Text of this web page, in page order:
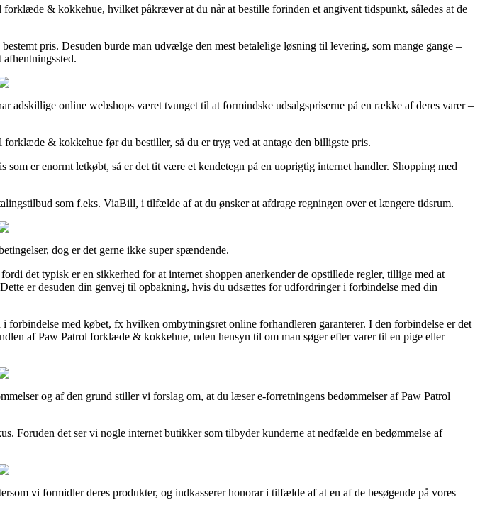
& kokkehue, hvilket påkræver at du når at bestille forinden et angivent tidspunkt, således at de
pris. Desuden burde man udvælge den mest betalelige løsning til levering, som mange gange –
adskillige online webshops været tvunget til at formindske udsalgspriserne på en række af deres varer –
& kokkehue før du bestiller, så du er tryg ved at antage den billigste pris.
er enormt letkøbt, så er det tit være et kendetegn på en uoprigtig internet handler. Shopping med
som f.eks. ViaBill, i tilfælde af at du ønsker at afdrage regningen over et længere tidsrum.
dog er det gerne ikke super spændende.
det typisk er en sikkerhed for at internet shoppen anerkender de opstillede regler, tillige med at
er desuden din genvej til opbakning, hvis du udsættes for udfordringer i forbindelse med din
med købet, fx hvilken ombytningsret online forhandleren garanterer. I den forbindelse er det
af Paw Patrol forklæde & kokkehue, uden hensyn til om man søger efter varer til en pige eller
og af den grund stiller vi forslag om, at du læser e-forretningens bedømmelser af Paw Patrol
Foruden det ser vi nogle internet butikker som tilbyder kunderne at nedfælde en bedømmelse af
vi formidler deres produkter, og indkasserer honorar i tilfælde af at en af de besøgende på vores